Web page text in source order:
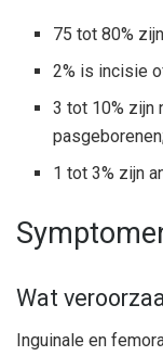
75 tot 80%
2% is incisie
3 tot 10% zijn
1 tot 3% zijn
Wat
Inguinale en